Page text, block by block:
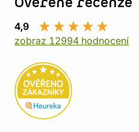
4,9
zobraz 12994 hodnocení